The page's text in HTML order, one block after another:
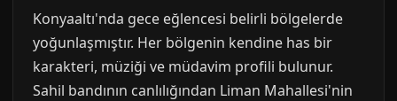
Konyaaltı'nda gece eğlencesi belirli bölgelerde
yoğunlaşmıştır. Her bölgenin kendine has bir
karakteri, müziği ve müdavim profili bulunur.
Sahil bandının canlılığından Liman Mahallesi'nin